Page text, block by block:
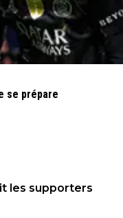
un club bien géré a pas
se prépare
les supporters